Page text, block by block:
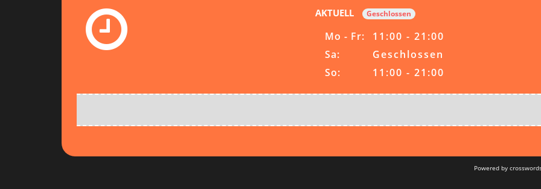
AKTUELL Geschlossen
Mo - Fr:
11:00 - 21:00
Sa:
Geschlossen
So:
11:00 - 21:00
Powered by